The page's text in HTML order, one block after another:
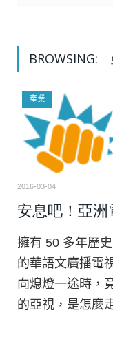
BROWSING:
產業
2016-03-04
安息吧！亞洲
擁有 50 多年歷
的華語文廣播電
向熄燈一途時，
的亞視，是怎麼